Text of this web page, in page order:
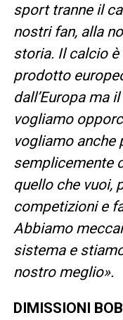
sport tranne il
nostri fan, alla
storia. Il calcio
prodotto
dall’Europa ma
vogliamo
vogliamo anche
semplicemente
quello che vuoi,
competizioni e
Abbiamo
sistema e
nostro meglio».
DIMISSIONI